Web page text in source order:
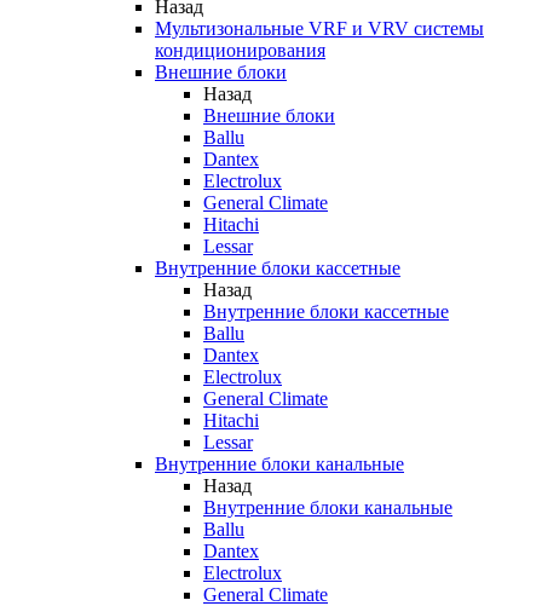
Назад
Мультизональные VRF и VRV системы
кондиционирования
Внешние блоки
Назад
Внешние блоки
Ballu
Dantex
Electrolux
General Climate
Hitachi
Lessar
Внутренние блоки кассетные
Назад
Внутренние блоки кассетные
Ballu
Dantex
Electrolux
General Climate
Hitachi
Lessar
Внутренние блоки канальные
Назад
Внутренние блоки канальные
Ballu
Dantex
Electrolux
General Climate